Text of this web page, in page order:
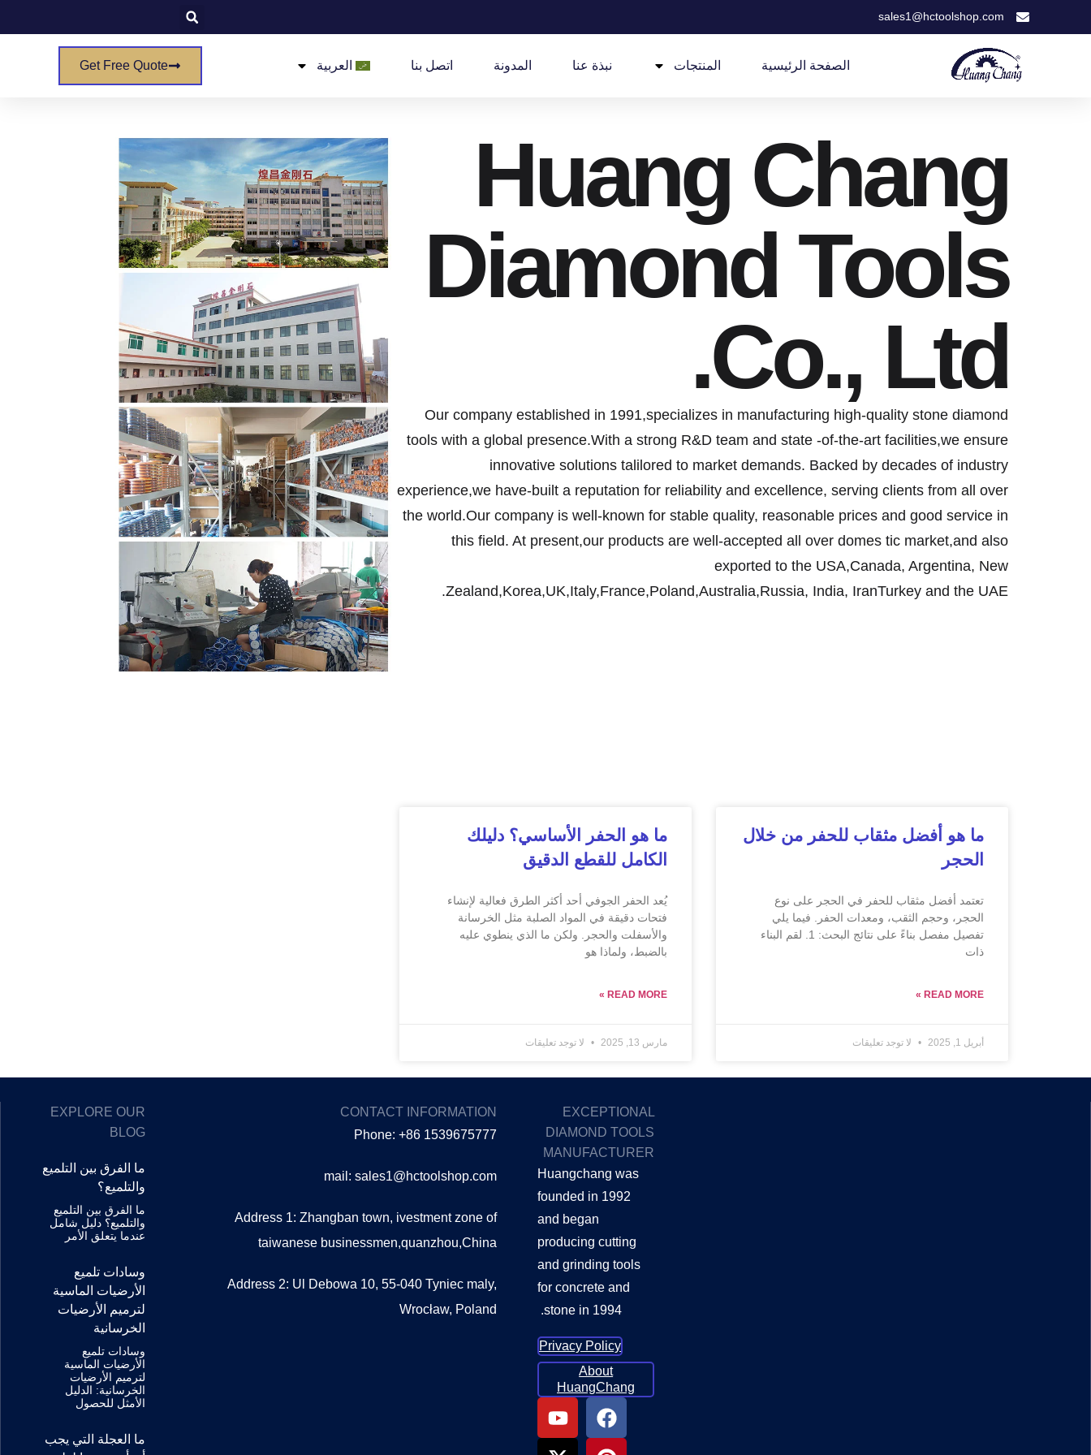
sales1@hctoolshop.com
الصفحة الرئيسية المنتجات نبذة عنا المدونة اتصل بنا العربية Get Free Quote
Huang Chang
Diamond Tools
Co., Ltd.
Our company established in 1991,specializes in manufacturing high-quality stone diamond
tools with a global presence.With a strong R&D team and state -of-the-art facilities,we ensure
innovative solutions talilored to market demands. Backed by decades of industry
experience,we have-built a reputation for reliability and excellence, serving clients from all over
the world.Our company is well-known for stable quality, reasonable prices and good service in
this field. At present,our products are well-accepted all over domes tic market,and also
exported to the USA,Canada, Argentina, New
Zealand,Korea,UK,Italy,France,Poland,Australia,Russia, India, IranTurkey and the UAE.
ما هو أفضل مثقاب للحفر من خلال
الحجر
تعتمد أفضل مثقاب للحفر في الحجر على نوع
الحجر، وحجم الثقب، ومعدات الحفر. فيما يلي
تفصيل مفصل بناءً على نتائج البحث: 1. لقم البناء
ذات
READ MORE »
أبريل 1, 2025 لا توجد تعليقات
ما هو الحفر الأساسي؟ دليلك
الكامل للقطع الدقيق
يُعد الحفر الجوفي أحد أكثر الطرق فعالية لإنشاء
فتحات دقيقة في المواد الصلبة مثل الخرسانة
والأسفلت والحجر. ولكن ما الذي ينطوي عليه
بالضبط، ولماذا هو
READ MORE »
مارس 13, 2025 لا توجد تعليقات
EXCEPTIONAL
DIAMOND TOOLS
MANUFACTURER
Huangchang was
founded in 1992
and began
producing cutting
and grinding tools
for concrete and
stone in 1994.
Privacy Policy
About
HuangChang
CONTACT INFORMATION
Phone: +86 1539675777
mail: sales1@hctoolshop.com
Address 1: Zhangban town, ivestment zone of
taiwanese businessmen,quanzhou,China
Address 2: Ul Debowa 10, 55-040 Tyniec maly,
Wrocław, Poland
EXPLORE OUR
BLOG
ما الفرق بين التلميع
والتلميع؟
ما الفرق بين التلميع
والتلميع؟ دليل شامل
عندما يتعلق الأمر
وسادات تلميع
الأرضيات الماسية
لترميم الأرضيات
الخرسانية
وسادات تلميع
الأرضيات الماسية
لترميم الأرضيات
الخرسانية: الدليل
الأمثل للحصول
ما العجلة التي يجب